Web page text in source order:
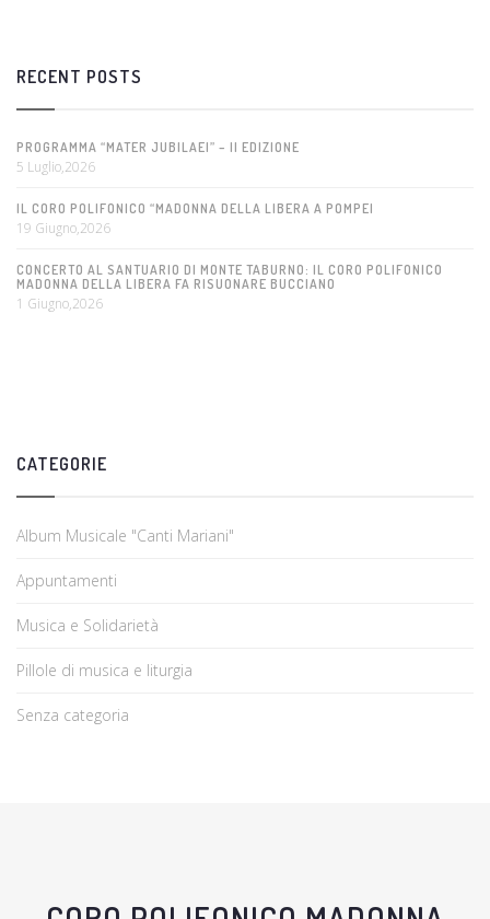
RECENT POSTS
PROGRAMMA “MATER JUBILAEI” – II EDIZIONE
5 Luglio,2026
IL CORO POLIFONICO “MADONNA DELLA LIBERA A POMPEI
19 Giugno,2026
CONCERTO AL SANTUARIO DI MONTE TABURNO: IL CORO POLIFONICO
MADONNA DELLA LIBERA FA RISUONARE BUCCIANO
1 Giugno,2026
CATEGORIE
Album Musicale "Canti Mariani"
Appuntamenti
Musica e Solidarietà
Pillole di musica e liturgia
Senza categoria